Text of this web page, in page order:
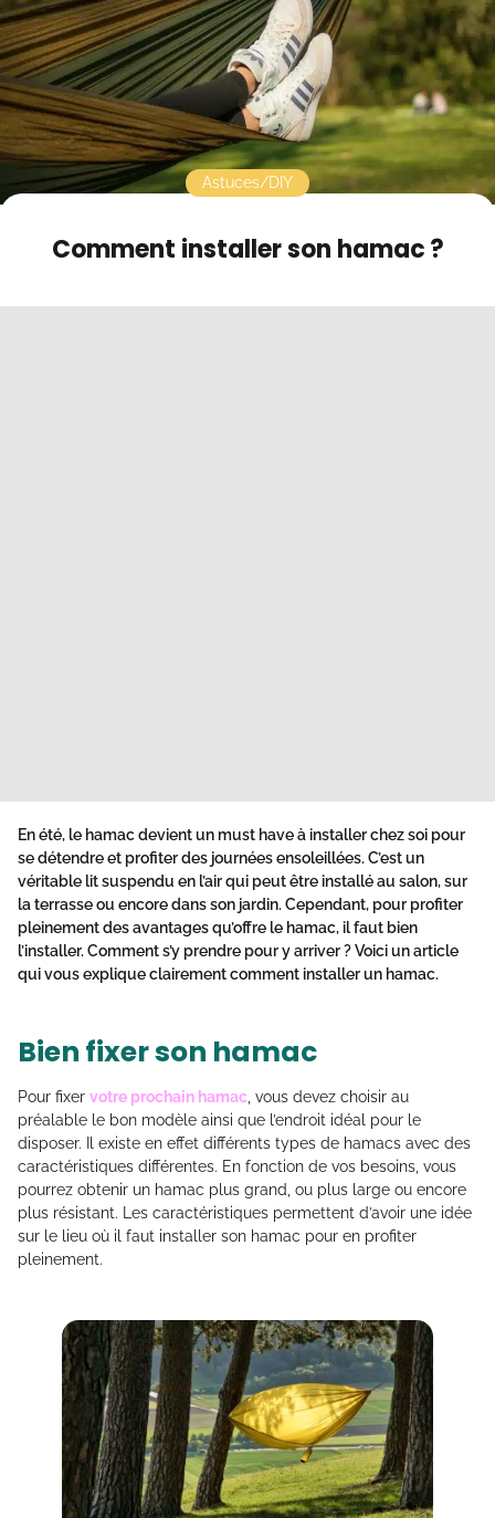
Contact
Mode sombre
Comment installer son hamac ?
Astuces/DIY
En été, le hamac devient un must have à installer chez soi pour
se détendre et profiter des journées ensoleillées. C’est un
véritable lit suspendu en l’air qui peut être installé au salon, sur
la terrasse ou encore dans son jardin. Cependant, pour profiter
pleinement des avantages qu’offre le hamac, il faut bien
l’installer. Comment s’y prendre pour y arriver ? Voici un article
qui vous explique clairement comment installer un hamac.
Bien fixer son hamac
Pour fixer votre prochain hamac, vous devez choisir au
préalable le bon modèle ainsi que l’endroit idéal pour le
disposer. Il existe en effet différents types de hamacs avec des
caractéristiques différentes. En fonction de vos besoins, vous
pourrez obtenir un hamac plus grand, ou plus large ou encore
plus résistant. Les caractéristiques permettent d’avoir une idée
sur le lieu où il faut installer son hamac pour en profiter
pleinement.